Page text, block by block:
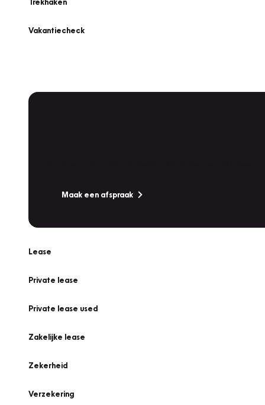
Vakantiecheck
Maak een afspraak
Lease
Private lease
Private lease used
Zakelijke lease
Zekerheid
Verzekering